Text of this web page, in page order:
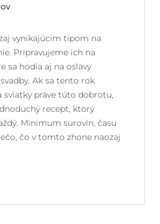
vynikajúcim tipom na
Pripravujeme ich na
sa hodia aj na oslavy
Ak sa tento rok
sviatky práve túto dobrotu,
recept, ktorý
Minimum surovín, času
čo v tomto zhone naozaj